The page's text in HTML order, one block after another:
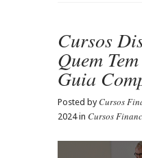
Cursos
Quem
Guia
Posted by Cursos
2024 in Cursos